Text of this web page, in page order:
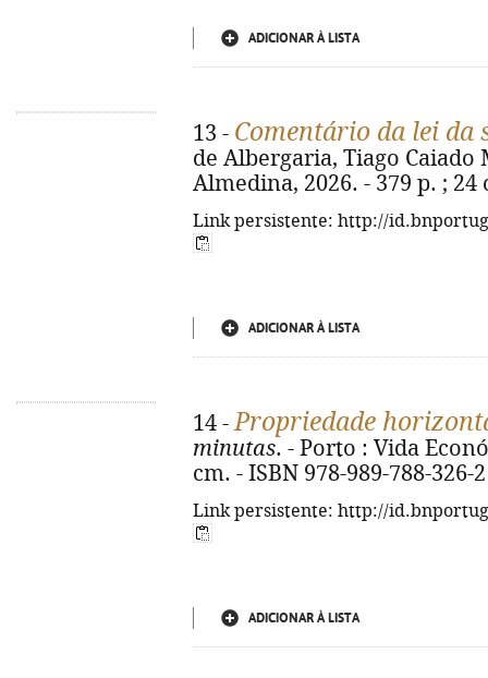
ADICIONAR À LISTA
13 - Comentário da lei da
de Albergaria, Tiago
Almedina, 2026. - 379 p. ; 24
Link persistente: http://
ADICIONAR À LISTA
14 -Propriedade
minutas. - Porto : Vida
cm. - ISBN 978-989-788-326-2
Link persistente: http://
ADICIONAR À LISTA